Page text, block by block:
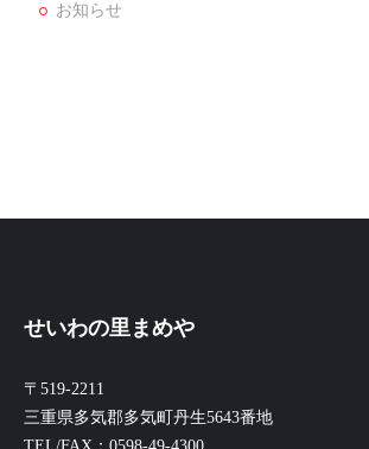
お知らせ
せいわの里まめや
〒519-2211
三重県多気郡多気町丹生5643番地